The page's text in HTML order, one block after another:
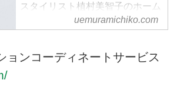
スタイリスト植村美智子のホーム
ページです。uemuramichiko.com
ンコーディネートサービス